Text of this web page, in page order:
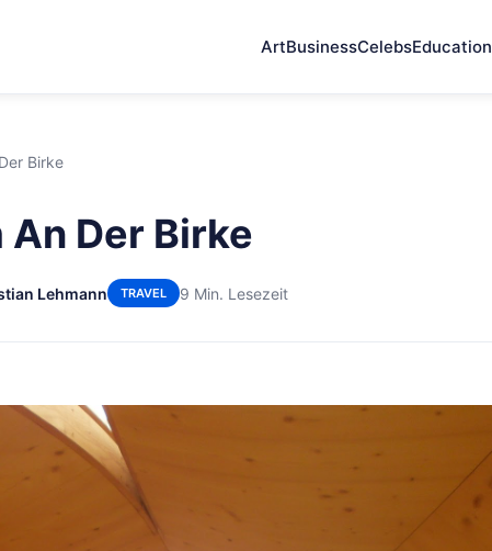
ArtBusinessCelebsEducation
Birke
Der Birke
Lehmann TRAVEL 9 Min. Lesezeit